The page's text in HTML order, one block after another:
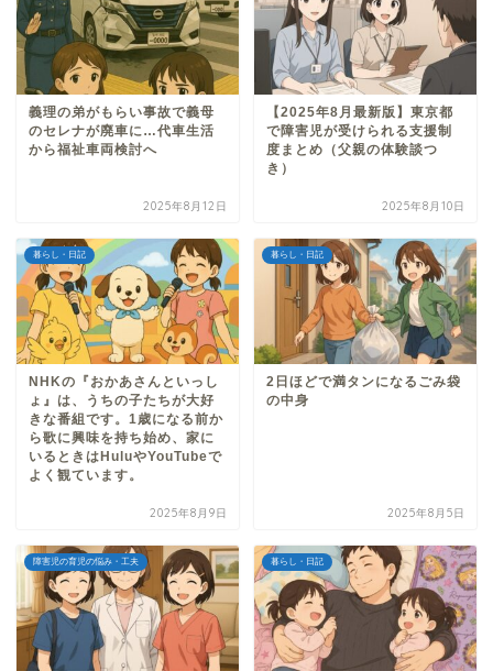
義理の弟がもらい事故で義母
のセレナが廃車に…代車生活
から福祉車両検討へ
2025年8月12日
【2025年8月最新版】東京都
で障害児が受けられる支援制
度まとめ（父親の体験談つ
き）
2025年8月10日
暮らし・日記
NHKの『おかあさんといっし
ょ』は、うちの子たちが大好
きな番組です。1歳になる前か
ら歌に興味を持ち始め、家に
いるときはHuluやYouTubeで
よく観ています。
2025年8月9日
暮らし・日記
2日ほどで満タンになるごみ袋
の中身
2025年8月5日
障害児の育児の悩み・工夫 暮らし・日記